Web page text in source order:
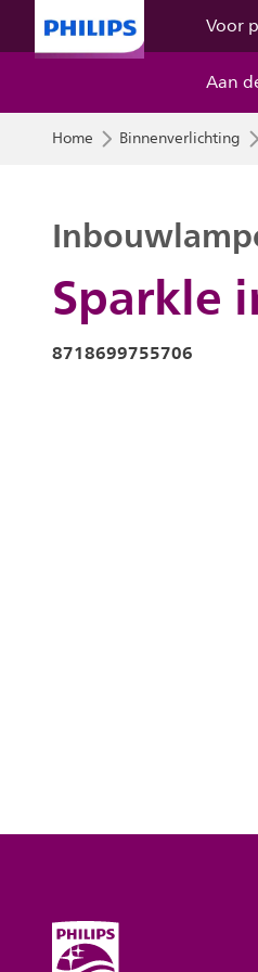
Voor
Aan
Home Binnenverlichting
Sparkle
8718699755706